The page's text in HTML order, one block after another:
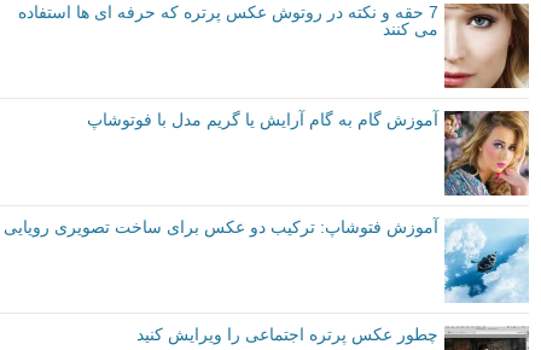
7 حقه و نکته در روتوش عکس پرتره که حرفه ای ها استفاده
می کنند
آموزش گام به گام آرایش یا گریم مدل با فوتوشاپ
آموزش فتوشاپ: ترکیب دو عکس برای ساخت تصویری رویایی
چطور عکس پرتره اجتماعی را ویرایش کنید